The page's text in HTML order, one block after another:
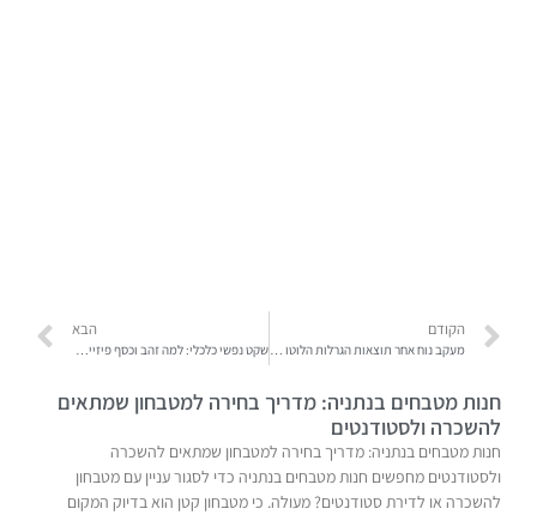
הקודם
מעקב נוח אחר תוצאות הגרלות הלוטו בזמן אמת אונליין – איך באמת להיות בכל רגע מעודכן?
הבא
שקט נפשי כלכלי: למה זהב וכסף פיזיים הם הכרטיס לזינוק שלך לשקט הנפשי?
חנות מטבחים בנתניה: מדריך בחירה למטבחון שמתאים
להשכרה ולסטודנטים
חנות מטבחים בנתניה: מדריך בחירה למטבחון שמתאים להשכרה
ולסטודנטים מחפשים חנות מטבחים בנתניה כדי לסגור עניין עם מטבחון
להשכרה או לדירת סטודנטים? מעולה. כי מטבחון קטן הוא בדיוק המקום